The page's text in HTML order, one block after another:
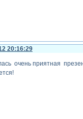
20:16:29
очень приятная